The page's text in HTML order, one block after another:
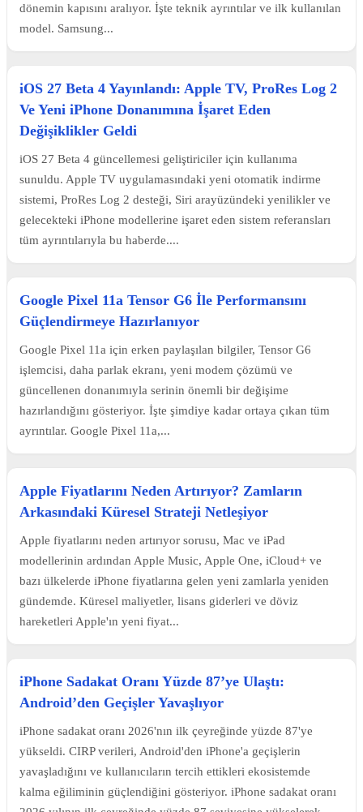
dönemin kapısını aralıyor. İşte teknik ayrıntılar ve ilk kullanılan
model. Samsung...
iOS 27 Beta 4 Yayınlandı: Apple TV, ProRes Log 2
Ve Yeni iPhone Donanımına İşaret Eden
Değişiklikler Geldi
iOS 27 Beta 4 güncellemesi geliştiriciler için kullanıma
sunuldu. Apple TV uygulamasındaki yeni otomatik indirme
sistemi, ProRes Log 2 desteği, Siri arayüzündeki yenilikler ve
gelecekteki iPhone modellerine işaret eden sistem referansları
tüm ayrıntılarıyla bu haberde....
Google Pixel 11a Tensor G6 İle Performansını
Güçlendirmeye Hazırlanıyor
Google Pixel 11a için erken paylaşılan bilgiler, Tensor G6
işlemcisi, daha parlak ekranı, yeni modem çözümü ve
güncellenen donanımıyla serinin önemli bir değişime
hazırlandığını gösteriyor. İşte şimdiye kadar ortaya çıkan tüm
ayrıntılar. Google Pixel 11a,...
Apple Fiyatlarını Neden Artırıyor? Zamların
Arkasındaki Küresel Strateji Netleşiyor
Apple fiyatlarını neden artırıyor sorusu, Mac ve iPad
modellerinin ardından Apple Music, Apple One, iCloud+ ve
bazı ülkelerde iPhone fiyatlarına gelen yeni zamlarla yeniden
gündemde. Küresel maliyetler, lisans giderleri ve döviz
hareketleri Apple'ın yeni fiyat...
iPhone Sadakat Oranı Yüzde 87’ye Ulaştı:
Android’den Geçişler Yavaşlıyor
iPhone sadakat oranı 2026'nın ilk çeyreğinde yüzde 87'ye
yükseldi. CIRP verileri, Android'den iPhone'a geçişlerin
yavaşladığını ve kullanıcıların tercih ettikleri ekosistemde
kalma eğiliminin güçlendiğini gösteriyor. iPhone sadakat oranı